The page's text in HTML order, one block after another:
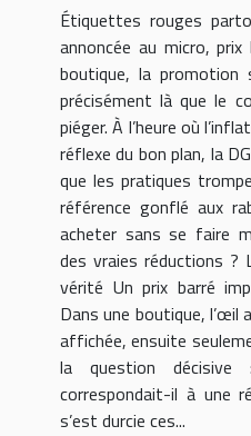
Étiquettes rouges
annoncée au micro,
boutique, la
précisément là que le
piéger. À l’heure où
réflexe du bon plan, la
que les pratiques
référence gonflé aux
acheter sans se faire
des vraies réductions ?
vérité Un prix barré
Dans une boutique, l’œil
affichée, ensuite
la question
correspondait-il à une
s’est durcie ces...